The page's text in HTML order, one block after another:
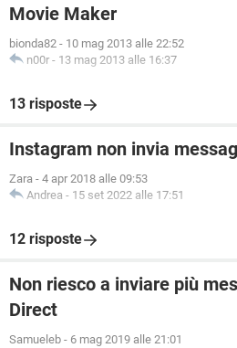
Movie Maker
bionda82 - 10 mag 2013 alle 22:52
n00r - 13 mag 2013 alle 16:37
13 risposte
Instagram non invia
Zara - 4 apr 2018 alle 09:53
Andrea - 15 set 2022 alle 17:51
12 risposte
Non riesco a inviare più
Direct
Samueleb - 6 mag 2019 alle 21:01